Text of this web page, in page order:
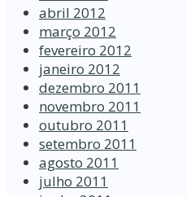
abril 2012
março 2012
fevereiro 2012
janeiro 2012
dezembro 2011
novembro 2011
outubro 2011
setembro 2011
agosto 2011
julho 2011